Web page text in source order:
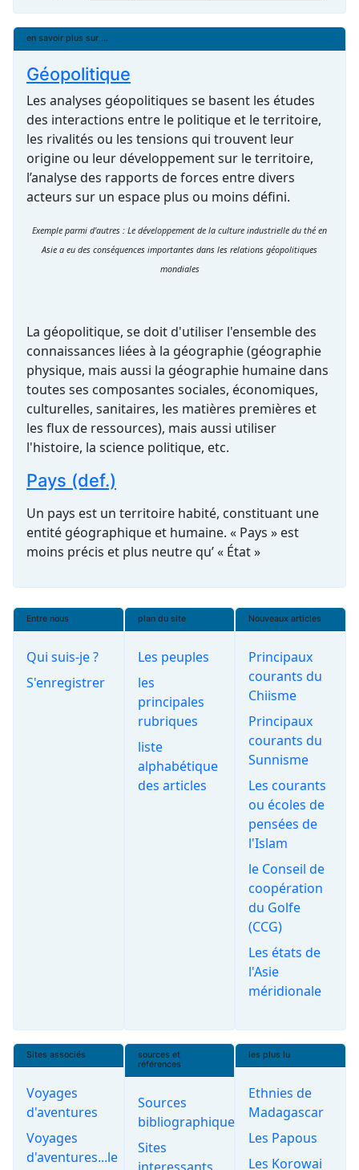
en savoir plus sur ...
Géopolitique
Les analyses géopolitiques se basent les études
des interactions entre le politique et le territoire,
les rivalités ou les tensions qui trouvent leur
origine ou leur développement sur le territoire,
l’analyse des rapports de forces entre divers
acteurs sur un espace plus ou moins défini.
Exemple parmi d'autres : Le développement de la culture industrielle du thé en
Asie a eu des conséquences importantes dans les relations géopolitiques
mondiales
La géopolitique, se doit d'utiliser l'ensemble des
connaissances liées à la géographie (géographie
physique, mais aussi la géographie humaine dans
toutes ses composantes sociales, économiques,
culturelles, sanitaires, les matières premières et
les flux de ressources), mais aussi utiliser
l'histoire, la science politique, etc.
Pays (def.)
Un pays est un territoire habité, constituant une
entité géographique et humaine. « Pays » est
moins précis et plus neutre qu’ « État »
Entre nous
Qui suis-je ?
S'enregistrer
plan du site
Les peuples
les
principales
rubriques
liste
alphabétique
des articles
Nouveaux articles
Principaux
courants du
Chiisme
Principaux
courants du
Sunnisme
Les courants
ou écoles de
pensées de
l'Islam
le Conseil de
coopération
du Golfe
(CCG)
Les états de
l'Asie
méridionale
Sites associés
Voyages
d'aventures
Voyages
d'aventures...le
sources et
références
Sources
bibliographiques
Sites
les plus lu
Ethnies de
Madagascar
Les Papous
Les Korowai